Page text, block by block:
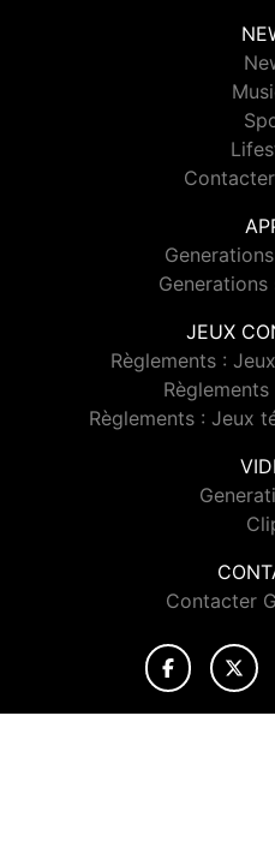
JEUX
Règlements :
Règlements : Jeux
Contacter